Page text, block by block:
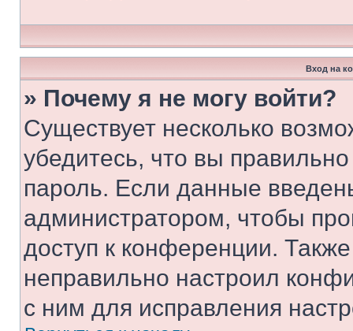
Вход на
» Почему я не могу войти?
Существует несколько
убедитесь, что вы
пароль. Если данные
администратором, чтобы
доступ к конференции.
неправильно настроил
с ним для исправления